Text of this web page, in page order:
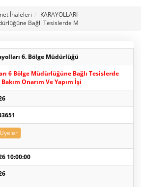
İhaleleri
KARAYOLLARI
Bağlı Tesislerde M
6. Bölge Müdürlüğü
6 Bölge Müdürlüğüne Bağlı Tesislerde
Onarım Ve Yapım İşi
10:00:00